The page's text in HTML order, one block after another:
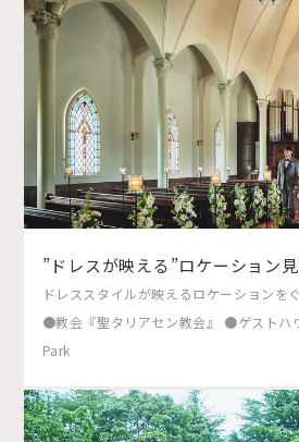
”ドレスが映える”ロケーション
ドレススタイルが映えるロケーションを
●教会『聖タリアセン教会』 ●ゲスト
Park